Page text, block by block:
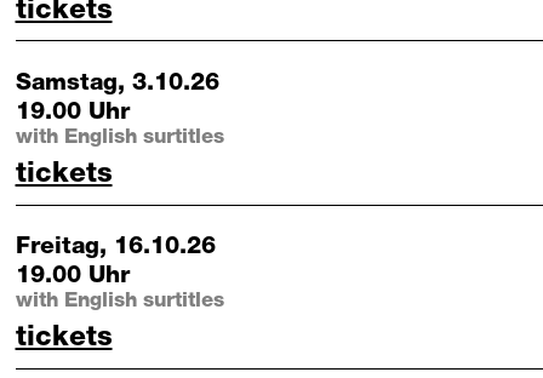
tickets
that night follows day 02. oktober
Samstag, 3.10.26
19.00 Uhr
with English surtitles
tickets
that night follows day 03. oktober
Freitag, 16.10.26
19.00 Uhr
with English surtitles
tickets
that night follows day 16. oktober